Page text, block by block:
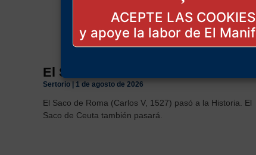
ACEPTE LAS COOKIES
El Saco de Ceuta
Sertorio 1 de agosto de 2026
El Saco de Roma (Carlos V, 1527) pasó a la Historia. El
Saco de Ceuta también pasará.